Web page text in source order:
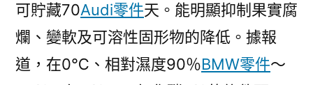
可貯藏70Audi零件天。能明顯抑制果實腐
爛、變軟及可溶性固形物的降低。據報
道，在0℃、相對濕度90％BMW零件～